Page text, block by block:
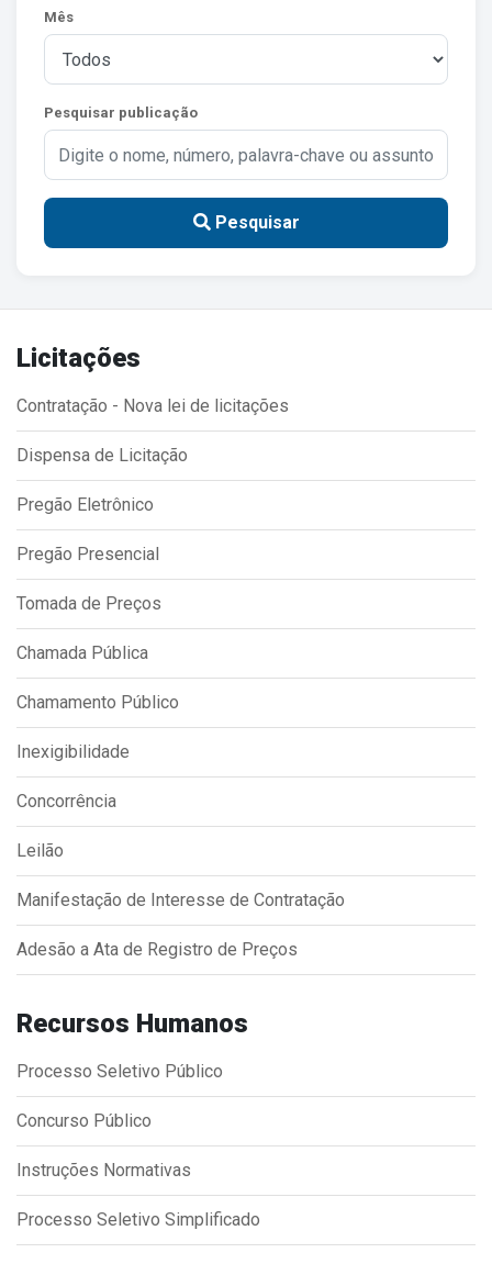
Estrutura Organizacional
Administração
Agricultura e Meio Ambiente
Assistência Social
Saúde
Serviços
IPTU 2026
Nota Fiscal Eletrônica
Ouvidoria
Portal do Servidor
Publicações
Diário Oficial (Novo)
Diário Oficial (Até 30/04)
Seletivo Simplificado
Instruções Normativas
Dispensas e Inexigibilidades
Chamamentos Públicos
Leis, Decretos e Portarias
Mês
Pesquisar publicação
Pesquisar
Licitações
Contratação - Nova lei de licitações
Dispensa de Licitação
Pregão Eletrônico
Pregão Presencial
Tomada de Preços
Chamada Pública
Chamamento Público
Inexigibilidade
Concorrência
Leilão
Manifestação de Interesse de Contratação
Adesão a Ata de Registro de Preços
Recursos Humanos
Processo Seletivo Público
Concurso Público
Instruções Normativas
Processo Seletivo Simplificado